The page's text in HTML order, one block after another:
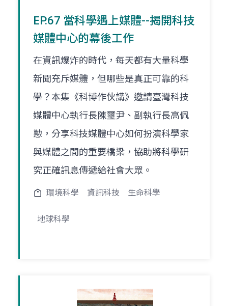
EP.67 當科學遇上媒體--揭開科技
媒體中心的幕後工作
在資訊爆炸的時代，每天都有大量科學
新聞充斥媒體，但哪些是真正可靠的科
學？本集《科博作伙講》邀請臺灣科技
媒體中心執行長陳璽尹、副執行長高佩
懃，分享科技媒體中心如何扮演科學家
與媒體之間的重要橋梁，協助將科學研
究正確訊息傳遞給社會大眾。
環境科學 資訊科技 生命科學
地球科學